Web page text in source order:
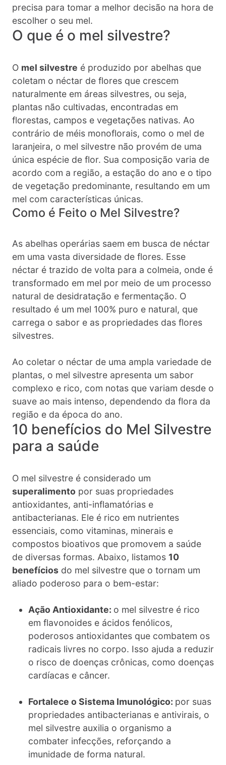
precisa para tomar a melhor decisão na hora de
escolher o seu mel.
O que é o mel silvestre?
O mel silvestre é produzido por abelhas que
coletam o néctar de flores que crescem
naturalmente em áreas silvestres, ou seja,
plantas não cultivadas, encontradas em
florestas, campos e vegetações nativas. Ao
contrário de méis monoflorais, como o mel de
laranjeira, o mel silvestre não provém de uma
única espécie de flor. Sua composição varia de
acordo com a região, a estação do ano e o tipo
de vegetação predominante, resultando em um
mel com características únicas.
Como é Feito o Mel Silvestre?
As abelhas operárias saem em busca de néctar
em uma vasta diversidade de flores. Esse
néctar é trazido de volta para a colmeia, onde é
transformado em mel por meio de um processo
natural de desidratação e fermentação. O
resultado é um mel 100% puro e natural, que
carrega o sabor e as propriedades das flores
silvestres.
Ao coletar o néctar de uma ampla variedade de
plantas, o mel silvestre apresenta um sabor
complexo e rico, com notas que variam desde o
suave ao mais intenso, dependendo da flora da
região e da época do ano.
10 benefícios do Mel Silvestre
para a saúde
O mel silvestre é considerado um
superalimento por suas propriedades
antioxidantes, anti-inflamatórias e
antibacterianas. Ele é rico em nutrientes
essenciais, como vitaminas, minerais e
compostos bioativos que promovem a saúde
de diversas formas. Abaixo, listamos 10
benefícios do mel silvestre que o tornam um
aliado poderoso para o bem-estar:
Ação Antioxidante: o mel silvestre é rico
em flavonoides e ácidos fenólicos,
poderosos antioxidantes que combatem os
radicais livres no corpo. Isso ajuda a reduzir
o risco de doenças crônicas, como doenças
cardíacas e câncer.
Fortalece o Sistema Imunológico: por suas
propriedades antibacterianas e antivirais, o
mel silvestre auxilia o organismo a
combater infecções, reforçando a
imunidade de forma natural.